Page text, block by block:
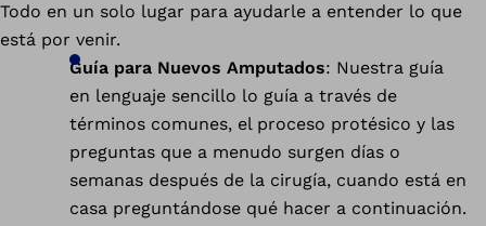
Todo en un solo lugar para ayudarle a entender lo que
está por venir.
Guía para Nuevos Amputados: Nuestra guía
en lenguaje sencillo lo guía a través de
términos comunes, el proceso protésico y las
preguntas que a menudo surgen días o
semanas después de la cirugía, cuando está en
casa preguntándose qué hacer a continuación.